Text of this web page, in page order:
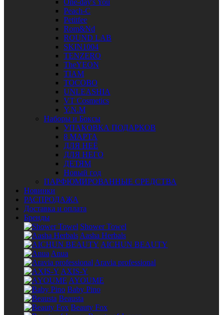
One-day's You
Peach-C
Petitfee
Rom&Nd
ROUND LAB
SKIN1004
TENZERO
TheYEON
TIAM
TOCOBO
UNLEASHIA
VT Cosmetics
Y.N.M
Наборы и Боксы
УПАКОВКА ПОДАРКОВ
8 МАРТА
ДЛЯ НЕЁ
ДЛЯ НЕГО
ДЕТЯМ
Новый год
ПАРФЮМИРОВАННЫЕ СРЕДСТВА
Новинки
РАСПРОДАЖА
Доставка и оплата
Бренды
Shower Towel
Aasha Herbals
AICHUN BEAUTY
Anua
Aravia professional
AXIS-Y
AYOUME
Baby Pino
Beausta
Beauty Fox